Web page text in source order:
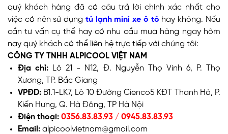
quý khách hàng đã có câu trả lời chính xác nhất cho
việc có nên sử dụng tủ lạnh mini xe ô tô hay không. Nếu
cần tư vấn cụ thể hay có nhu cầu mua hàng ngay hôm
nay quý khách có thể liên hệ trực tiếp với chúng tôi:
CÔNG TY TNHH ALPICOOL VIỆT NAM
Địa chỉ: Lô 21 - N12, Đ. Nguyễn Thọ Vinh 6, P. Thọ
Xương, TP. Bắc Giang
VPĐD: B1.1-LK7, Lô 10 Đường Cienco5 KĐT Thanh Hà, P.
Kiến Hưng, Q. Hà Đông, TP Hà Nội
Điện thoại: 0356.83.83.93 / 0945.83.83.93
Email: alpicoolvietnam@gmail.com